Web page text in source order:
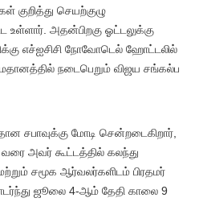
குறித்து செயற்குழு
உள்ளார். அதன்பிறகு ஓட்டலுக்கு
எச்ஐசிசி நோவோடெல் ஹோட்டலில்
மைதானத்தில் நடைபெறும் விஜய சங்கல்ப
சபாவுக்கு மோடி சென்றடைகிறார்,
அவர் கூட்டத்தில் கலந்து
சமூக ஆர்வலர்களிடம் பிரதமர்
ஜூலை 4-ஆம் தேதி காலை 9